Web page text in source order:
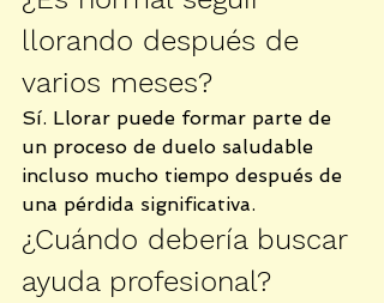
llorando después de
varios meses?
Sí. Llorar puede formar parte de
un proceso de duelo saludable
incluso mucho tiempo después de
una pérdida significativa.
¿Cuándo debería buscar
ayuda profesional?